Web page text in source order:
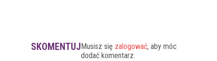
SKOMENTUJ Musisz się zalogować, aby móc
dodać komentarz.